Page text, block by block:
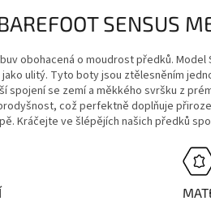
SENSUS
obohacená o moudrost předků.
ulitý. Tyto boty jsou ztělesněním
spojení se zemí a měkkého svršku z
což perfektně doplňuje
Kráčejte ve šlépějích našich předků